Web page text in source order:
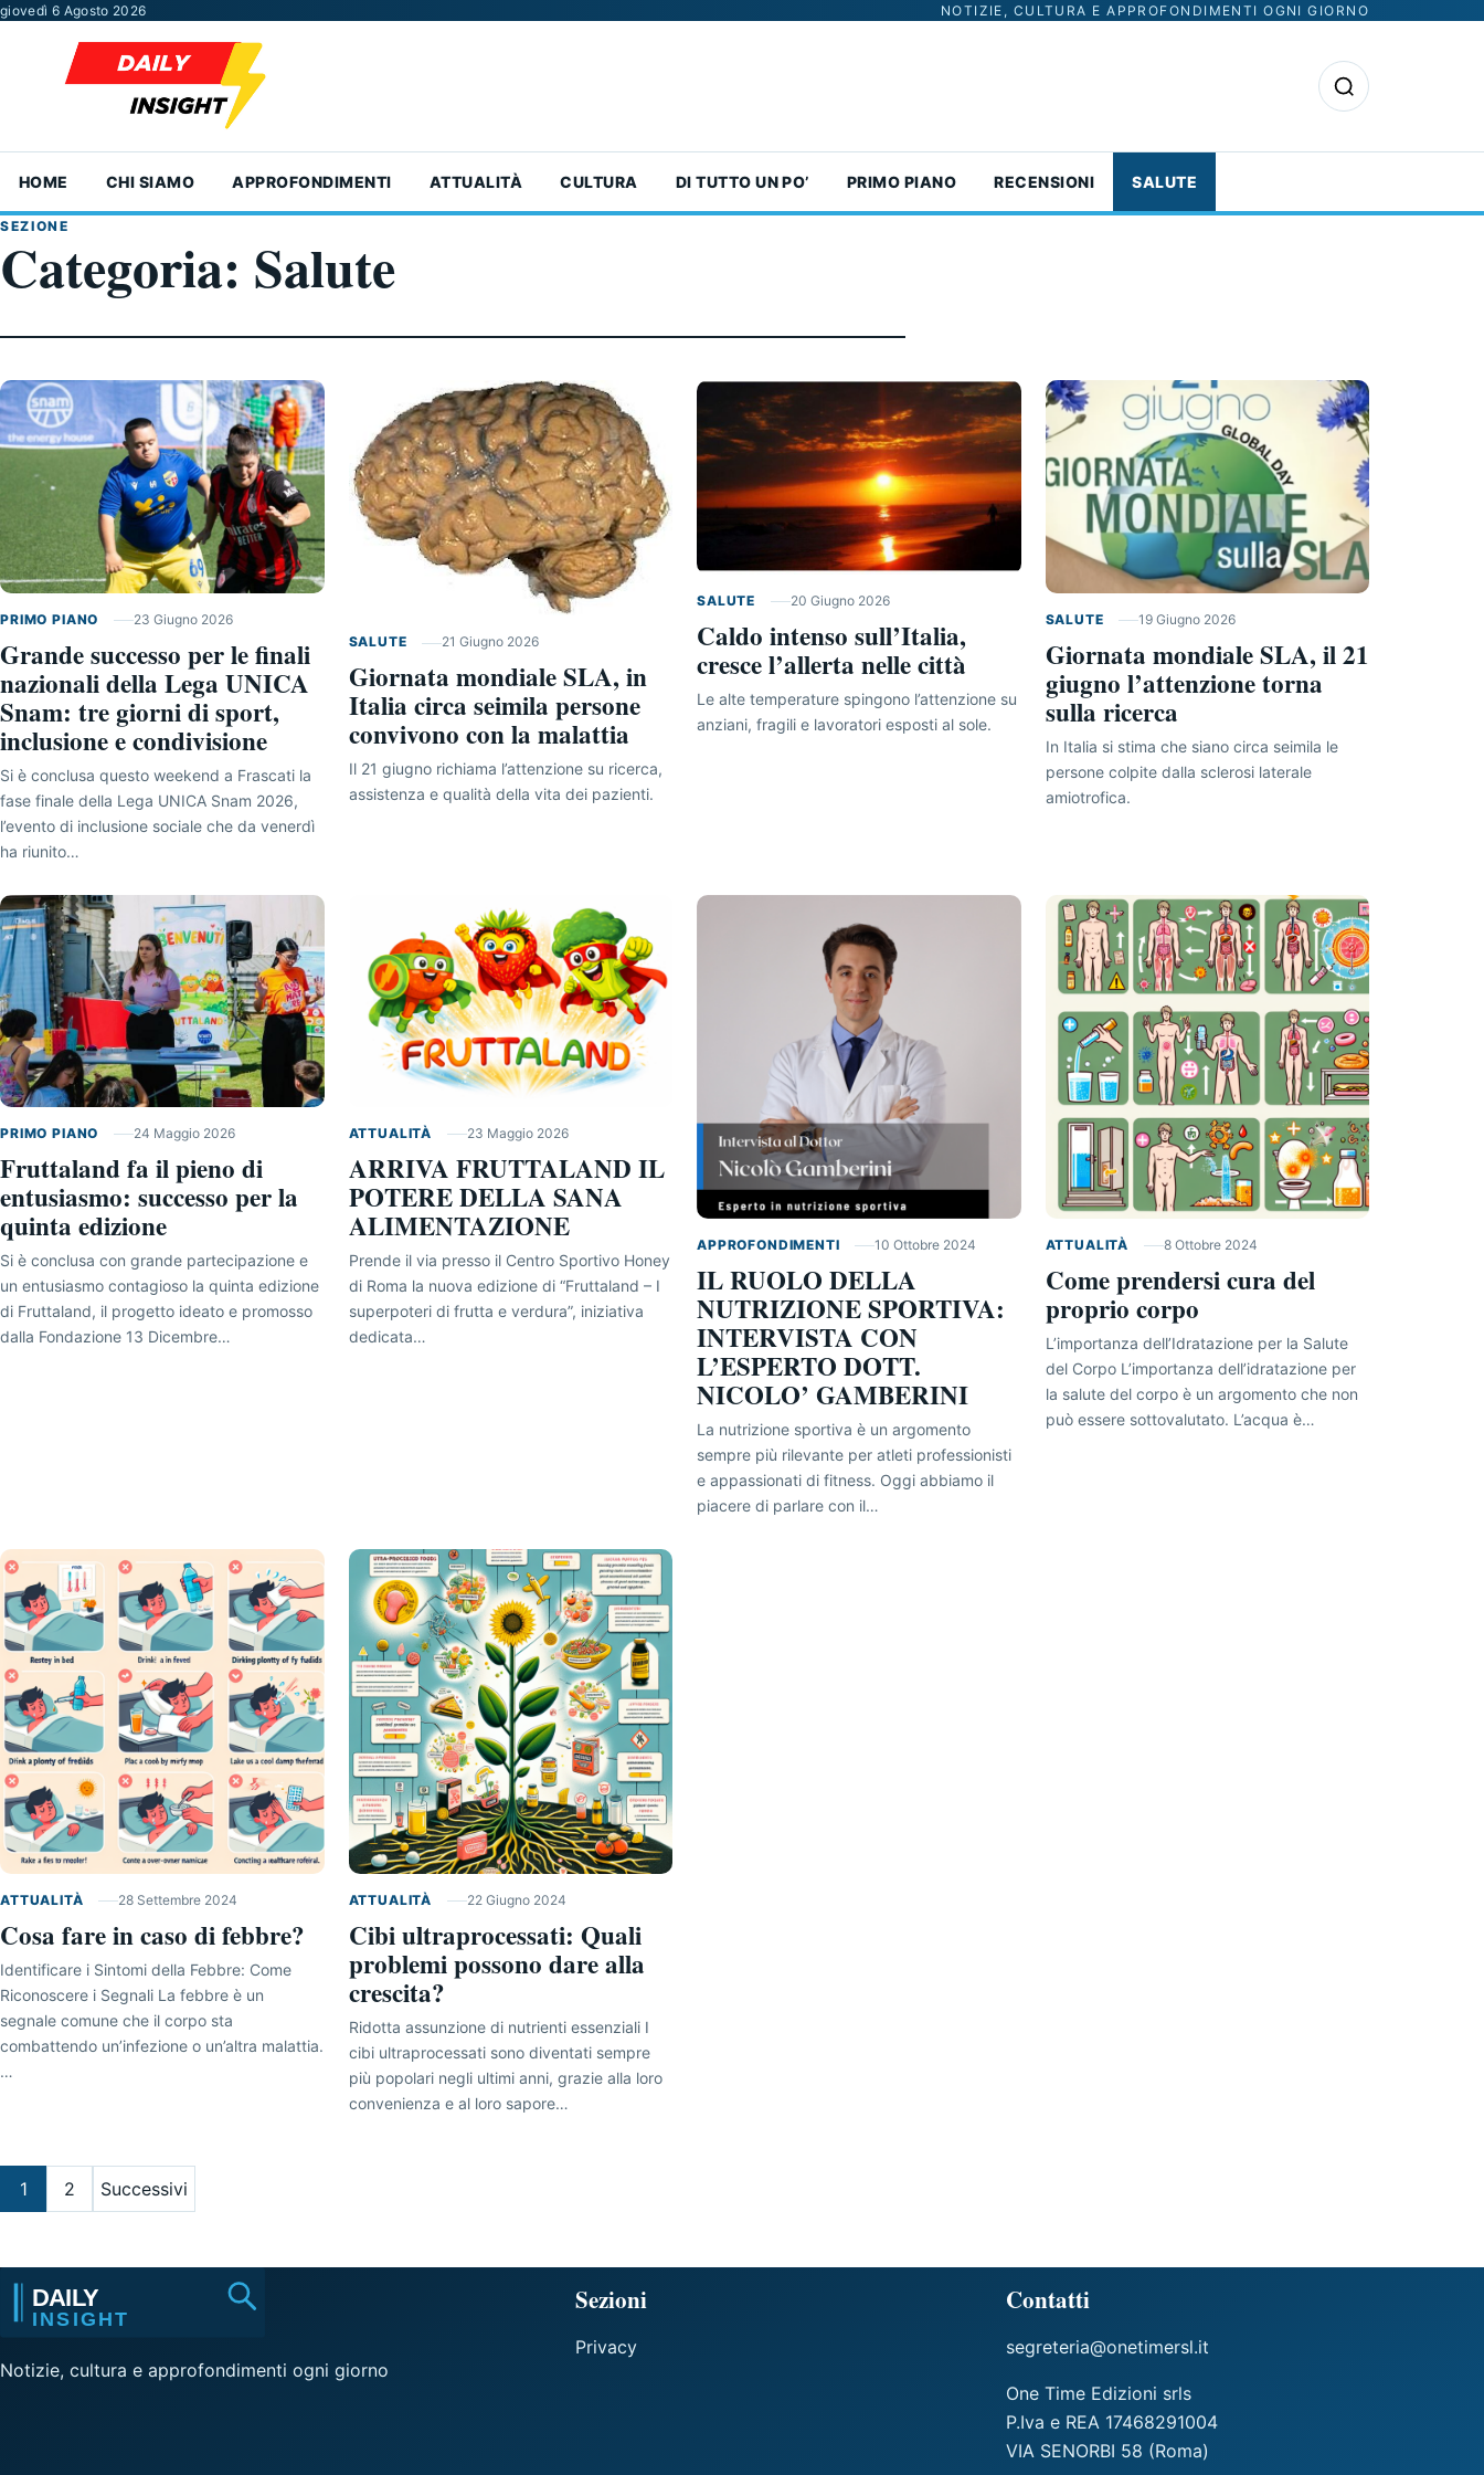
Vai al contenuto
giovedì 6 Agosto 2026 NOTIZIE, CULTURA E APPROFONDIMENTI OGNI GIORNO
Apri la ricerca
HOME CHI SIAMO APPROFONDIMENTI ATTUALITÀ CULTURA DI TUTTO UN PO’ PRIMO PIANO RECENSIONI SALUTE
SEZIONE
Categoria: Salute
PRIMO PIANO 23 Giugno 2026
Grande successo per le finali
nazionali della Lega UNICA
Snam: tre giorni di sport,
inclusione e condivisione
Si è conclusa questo weekend a Frascati la
fase finale della Lega UNICA Snam 2026,
l’evento di inclusione sociale che da venerdì
ha riunito…
SALUTE 21 Giugno 2026
Giornata mondiale SLA, in
Italia circa seimila persone
convivono con la malattia
Il 21 giugno richiama l’attenzione su ricerca,
assistenza e qualità della vita dei pazienti.
SALUTE 20 Giugno 2026
Caldo intenso sull’Italia,
cresce l’allerta nelle città
Le alte temperature spingono l’attenzione su
anziani, fragili e lavoratori esposti al sole.
SALUTE 19 Giugno 2026
Giornata mondiale SLA, il 21
giugno l’attenzione torna
sulla ricerca
In Italia si stima che siano circa seimila le
persone colpite dalla sclerosi laterale
amiotrofica.
PRIMO PIANO 24 Maggio 2026
Fruttaland fa il pieno di
entusiasmo: successo per la
quinta edizione
Si è conclusa con grande partecipazione e
un entusiasmo contagioso la quinta edizione
di Fruttaland, il progetto ideato e promosso
dalla Fondazione 13 Dicembre…
ATTUALITÀ 23 Maggio 2026
ARRIVA FRUTTALAND IL
POTERE DELLA SANA
ALIMENTAZIONE
Prende il via presso il Centro Sportivo Honey
di Roma la nuova edizione di “Fruttaland – I
superpoteri di frutta e verdura”, iniziativa
dedicata…
APPROFONDIMENTI 10 Ottobre 2024
IL RUOLO DELLA
NUTRIZIONE SPORTIVA:
INTERVISTA CON
L’ESPERTO DOTT.
NICOLO’ GAMBERINI
La nutrizione sportiva è un argomento
sempre più rilevante per atleti professionisti
e appassionati di fitness. Oggi abbiamo il
piacere di parlare con il…
ATTUALITÀ 8 Ottobre 2024
Come prendersi cura del
proprio corpo
L’importanza dell’Idratazione per la Salute
del Corpo L’importanza dell’idratazione per
la salute del corpo è un argomento che non
può essere sottovalutato. L’acqua è…
ATTUALITÀ 28 Settembre 2024
Cosa fare in caso di febbre?
Identificare i Sintomi della Febbre: Come
Riconoscere i Segnali La febbre è un
segnale comune che il corpo sta
combattendo un’infezione o un’altra malattia.
…
ATTUALITÀ 22 Giugno 2024
Cibi ultraprocessati: Quali
problemi possono dare alla
crescita?
Ridotta assunzione di nutrienti essenziali I
cibi ultraprocessati sono diventati sempre
più popolari negli ultimi anni, grazie alla loro
convenienza e al loro sapore…
Paginazione degli articoli
1 2 Successivi
Notizie, cultura e approfondimenti ogni giorno
Sezioni
Privacy
Contatti
segreteria@onetimersl.it
One Time Edizioni srls
P.Iva e REA 17468291004
VIA SENORBI 58 (Roma)